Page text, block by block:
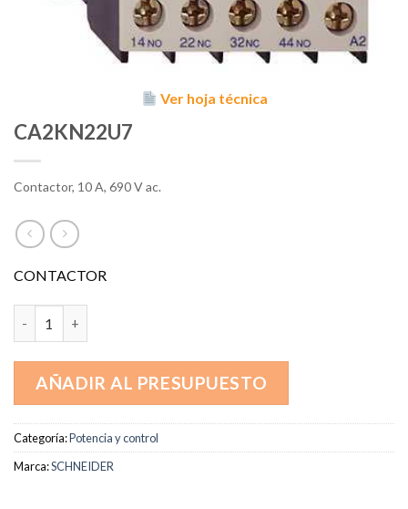
Ver hoja técnica
CA2KN22U7
Contactor, 10 A, 690 V ac.
CONTACTOR
AÑADIR AL PRESUPUESTO
Categoría:Potencia y control
Marca:SCHNEIDER